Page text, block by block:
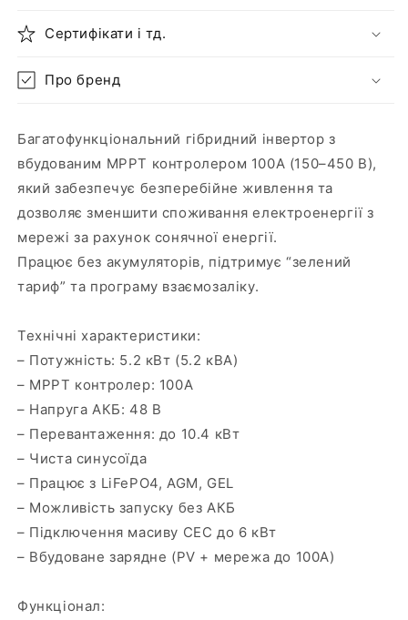
Сертифікати і тд.
Про бренд
Багатофункціональний гібридний інвертор з
вбудованим MPPT контролером 100А (150–450 В),
який забезпечує безперебійне живлення та
дозволяє зменшити споживання електроенергії з
мережі за рахунок сонячної енергії.
Працює без акумуляторів, підтримує “зелений
тариф” та програму взаємозаліку.
Технічні характеристики:
– Потужність: 5.2 кВт (5.2 кВА)
– MPPT контролер: 100А
– Напруга АКБ: 48 В
– Перевантаження: до 10.4 кВт
– Чиста синусоїда
– Працює з LiFePO4, AGM, GEL
– Можливість запуску без АКБ
– Підключення масиву СЕС до 6 кВт
– Вбудоване зарядне (PV + мережа до 100А)
Функціонал: